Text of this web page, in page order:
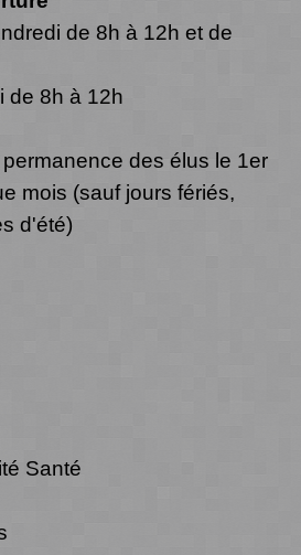
de 8h à 12h et de
de 8h à 12h
des élus le 1er
mois (sauf jours fériés,
d'été)
Santé